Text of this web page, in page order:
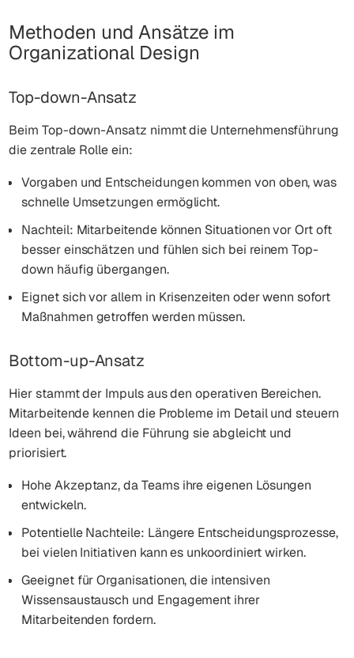
Methoden und Ansätze im
Organizational Design
Top-down-Ansatz
Beim Top-down-Ansatz nimmt die Unternehmensführung
die zentrale Rolle ein:
Vorgaben und Entscheidungen kommen von oben, was
schnelle Umsetzungen ermöglicht.
Nachteil: Mitarbeitende können Situationen vor Ort oft
besser einschätzen und fühlen sich bei reinem Top-
down häufig übergangen.
Eignet sich vor allem in Krisenzeiten oder wenn sofort
Maßnahmen getroffen werden müssen.
Bottom-up-Ansatz
Hier stammt der Impuls aus den operativen Bereichen.
Mitarbeitende kennen die Probleme im Detail und steuern
Ideen bei, während die Führung sie abgleicht und
priorisiert.
Hohe Akzeptanz, da Teams ihre eigenen Lösungen
entwickeln.
Potentielle Nachteile: Längere Entscheidungsprozesse,
bei vielen Initiativen kann es unkoordiniert wirken.
Geeignet für Organisationen, die intensiven
Wissensaustausch und Engagement ihrer
Mitarbeitenden fordern.